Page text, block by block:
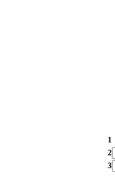
1
2
3